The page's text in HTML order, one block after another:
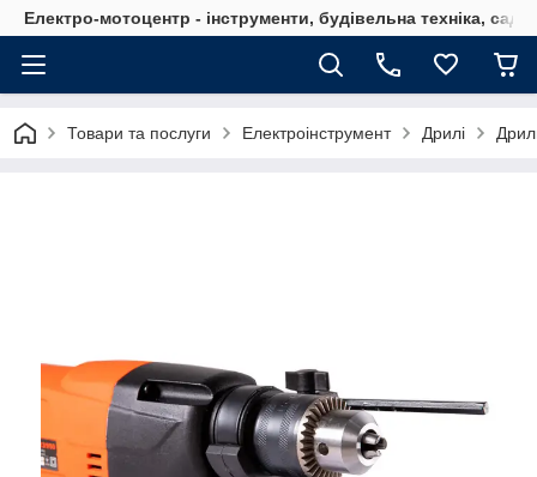
Електро-мотоцентр - інструменти, будівельна техніка,
Товари та послуги Електроінструмент Дрилі